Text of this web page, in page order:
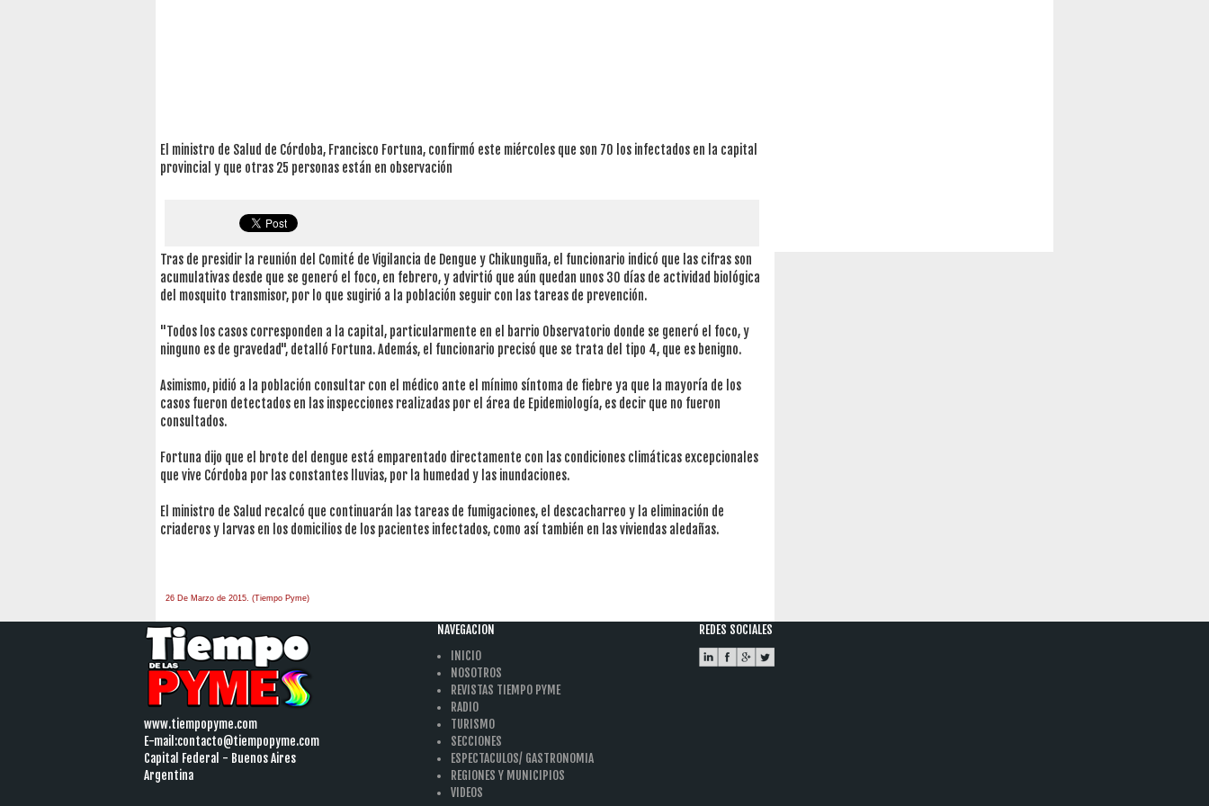
El ministro de Salud de Córdoba, Francisco Fortuna, confirmó este miércoles que son 70 los infectados en la capital
provincial y que otras 25 personas están en observación
Tras de presidir la reunión del Comité de Vigilancia de Dengue y Chikunguña, el funcionario indicó que las cifras son
acumulativas desde que se generó el foco, en febrero, y advirtió que aún quedan unos 30 días de actividad biológica
del mosquito transmisor, por lo que sugirió a la población seguir con las tareas de prevención.
"Todos los casos corresponden a la capital, particularmente en el barrio Observatorio donde se generó el foco, y
ninguno es de gravedad", detalló Fortuna. Además, el funcionario precisó que se trata del tipo 4, que es benigno.
Asimismo, pidió a la población consultar con el médico ante el mínimo síntoma de fiebre ya que la mayoría de los
casos fueron detectados en las inspecciones realizadas por el área de Epidemiología, es decir que no fueron
consultados.
Fortuna dijo que el brote del dengue está emparentado directamente con las condiciones climáticas excepcionales
que vive Córdoba por las constantes lluvias, por la humedad y las inundaciones.
El ministro de Salud recalcó que continuarán las tareas de fumigaciones, el descacharreo y la eliminación de
criaderos y larvas en los domicilios de los pacientes infectados, como así también en las viviendas aledañas.
26 De Marzo de 2015. (Tiempo Pyme)
www.tiempopyme.com
E-mail:contacto@tiempopyme.com
Capital Federal - Buenos Aires
Argentina
NAVEGACION
INICIO
NOSOTROS
REVISTAS TIEMPO PYME
RADIO
TURISMO
SECCIONES
ESPECTACULOS/ GASTRONOMIA
REGIONES Y MUNICIPIOS
VIDEOS
REDES SOCIALES